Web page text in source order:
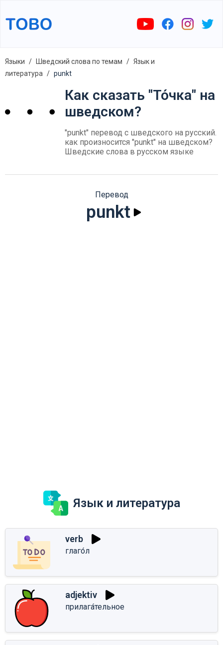
Языки Шведский слова по темам
Язык и
литература
punkt
Как сказать "То́чка" на
шведском?
"punkt" перевод с шведского на русский.
как произносится "punkt" на шведском?
Шведские слова в русском языке
Перевод
punkt
Язык и литература
verb
глаго́л
adjektiv
прилага́тельное